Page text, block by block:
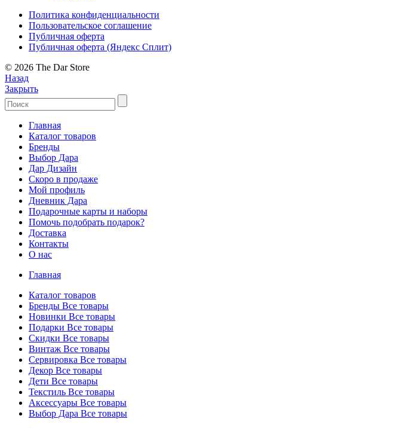
Политика конфиденциальности
Пользовательское соглашение
Публичная оферта
Публичная оферта (Яндекс Сплит)
© 2026 The Dar Store
Назад
Закрыть
Главная
Каталог товаров
Бренды
Выбор Дара
Дар Дизайн
Скоро в продаже
Мой профиль
Дневник Дара
Подарочные карты и наборы
Помочь подобрать подарок?
Доставка
Контакты
О нас
Главная
Каталог товаров
Бренды Все товары
Новинки Все товары
Подарки Все товары
Скидки Все товары
Винтаж Все товары
Сервировка Все товары
Декор Все товары
Дети Все товары
Текстиль Все товары
Аксессуары Все товары
Выбор Дара Все товары